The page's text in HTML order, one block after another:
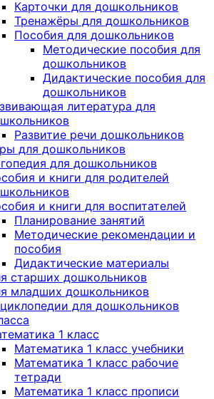
Карточки для дошкольников
Тренажёры для дошкольников
Пособия для дошкольников
Методические пособия для
дошкольников
Дидактические пособия для
дошкольников
литература для
Развитие речи дошкольников
для дошкольников
для дошкольников
и книги для родителей
и книги для воспитателей
Планирование занятий
Методические рекомендации и
пособия
Дидактические материалы
старших дошкольников
младших дошкольников
для дошкольников
1 класс
Математика 1 класс учебники
Математика 1 класс рабочие
тетради
Математика 1 класс прописи